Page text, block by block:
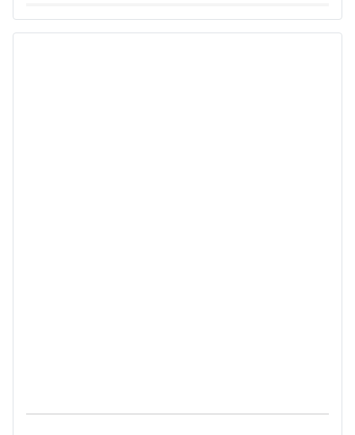
www.ee.thuega.de